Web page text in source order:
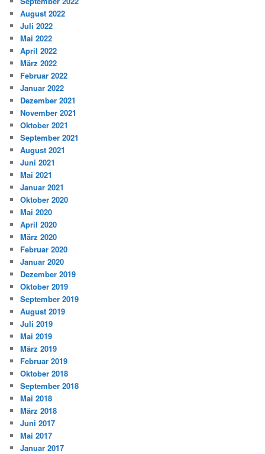
August 2022
Juli 2022
Mai 2022
April 2022
März 2022
Februar 2022
Januar 2022
Dezember 2021
November 2021
Oktober 2021
September 2021
August 2021
Juni 2021
Mai 2021
Januar 2021
Oktober 2020
Mai 2020
April 2020
März 2020
Februar 2020
Januar 2020
Dezember 2019
Oktober 2019
September 2019
August 2019
Juli 2019
Mai 2019
März 2019
Februar 2019
Oktober 2018
September 2018
Mai 2018
März 2018
Juni 2017
Mai 2017
Januar 2017